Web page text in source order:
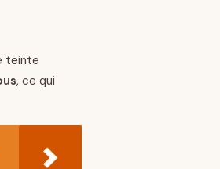
teinte
, ce qui